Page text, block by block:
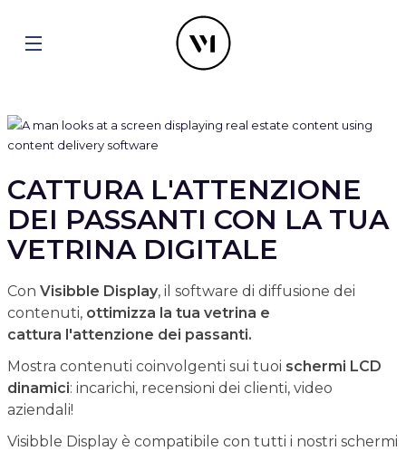
CATTURA L'ATTENZIONE
DEI PASSANTI CON LA TUA
VETRINA DIGITALE
Con Visibble Display, il software di diffusione dei
contenuti, ottimizza la tua vetrina e
cattura l'attenzione dei passanti.
Mostra contenuti coinvolgenti sui tuoi schermi LCD
dinamici: incarichi, recensioni dei clienti, video
aziendali!
Visibble Display è compatibile con tutti i nostri schermi